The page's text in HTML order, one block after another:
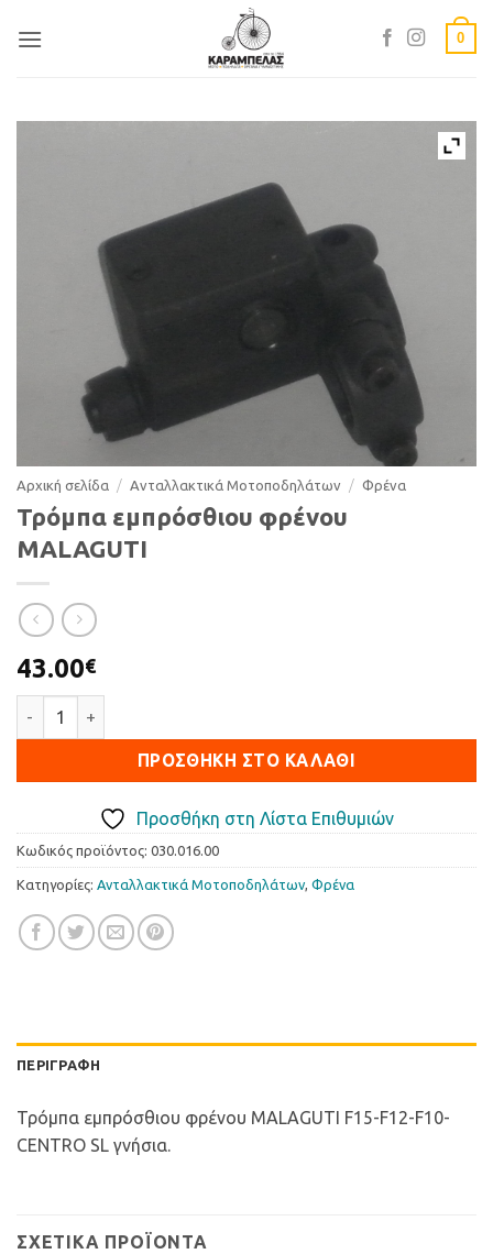
0
Αρχική σελίδα / Ανταλλακτικά Μοτοποδηλάτων / Φρένα
Τρόμπα εμπρόσθιου φρένου
MALAGUTI
43.00€
ΠΡΟΣΘΉΚΗ ΣΤΟ ΚΑΛΆΘΙ
Προσθήκη στη Λίστα Επιθυμιών
Κωδικός προϊόντος: 030.016.00
Κατηγορίες: Ανταλλακτικά Μοτοποδηλάτων Φρένα
ΠΕΡΙΓΡΑΦΉ
Τρόμπα εμπρόσθιου φρένου MALAGUTI F15-F12-F10-
CENTRO SL γνήσια.
ΣΧΕΤΙΚΆ ΠΡΟΪΌΝΤΑ